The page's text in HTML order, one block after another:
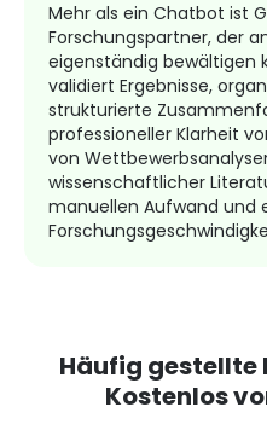
Mehr als ein Chatbot ist
Forschungspartner, der
eigenständig bewältigen
validiert Ergebnisse,
strukturierte
professioneller Klarheit
von
wissenschaftlicher
manuellen Aufwand und
Häufig gestellte
Kostenlos